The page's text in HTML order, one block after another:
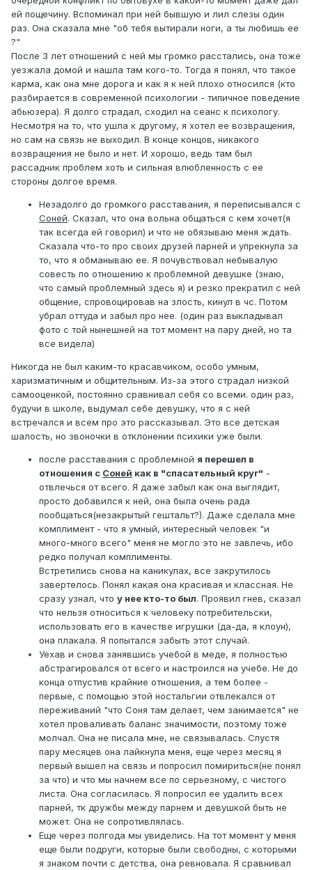
ей пощечину. Вспоминал при ней бывшую и лил слезы один
раз. Она сказала мне "об тебя вытирали ноги, а ты любишь ее
?"
После 3 лет отношений с ней мы громко расстались, она тоже
уезжала домой и нашла там кого-то. Тогда я понял, что такое
карма, как она мне дорога и как я к ней плохо относился (кто
разбирается в современной психологии - типичное поведение
абьюзера). Я долго страдал, сходил на сеанс к психологу.
Несмотря на то, что ушла к другому, я хотел ее возвращения,
но сам на связь не выходил. В конце концов, никакого
возвращения не было и нет. И хорошо, ведь там был
рассадник проблем хоть и сильная влюбленность с ее
стороны долгое время.
Незадолго до громкого расставания, я переписывался с
Соней. Сказал, что она вольна общаться с кем хочет(я
так всегда ей говорил) и что не обязываю меня ждать.
Сказала что-то про своих друзей парней и упрекнула за
то, что я обманываю ее. Я почувствовал небывалую
совесть по отношению к проблемной девушке (знаю,
что самый проблемный здесь я) и резко прекратил с ней
общение, спровоцировав на злость, кинул в чс. Потом
убрал оттуда и забыл про нее. (один раз выкладывал
фото с той нынешней на тот момент на пару дней, но та
все видела)
Никогда не был каким-то красавчиком, особо умным,
харизматичным и общительным. Из-за этого страдал низкой
самооценкой, постоянно сравнивал себя со всеми. один раз,
будучи в школе, выдумал себе девушку, что я с ней
встречался и всем про это рассказывал. Это все детская
шалость, но звоночки в отклонении психики уже были.
после расставания с проблемной я перешел в
отношения с Соней как в "спасательный круг" -
отвлечься от всего. Я даже забыл как она выглядит,
просто добавился к ней, она была очень рада
пообщаться(незакрытый гештальт?). Даже сделала мне
комплимент - что я умный, интересный человек "и
много-много всего" меня не могло это не завлечь, ибо
редко получал комплименты.
Встретились снова на каникулах, все закрутилось
завертелось. Понял какая она красивая и классная. Не
сразу узнал, что у нее кто-то был. Проявил гнев, сказал
что нельзя относиться к человеку потребительски,
использовать его в качестве игрушки (да-да, я клоун),
она плакала. Я попытался забыть этот случай.
Уехав и снова занявшись учебой в меде, я полностью
абстрагировался от всего и настроился на учебе. Не до
конца отпустив крайние отношения, а тем более -
первые, с помощью этой ностальгии отвлекался от
переживаний "что Соня там делает, чем занимается" не
хотел проваливать баланс значимости, поэтому тоже
молчал. Она не писала мне, не связывалась. Спустя
пару месяцев она лайкнула меня, еще через месяц я
первый вышел на связь и попросил помириться(не понял
за что) и что мы начнем все по серьезному, с чистого
листа. Она согласилась. Я попросил ее удалить всех
парней, тк дружбы между парнем и девушкой быть не
может. Она не сопротивлялась.
Еще через полгода мы увиделись. На тот момент у меня
еще были подруги, которые были свободны, с которыми
я знаком почти с детства, она ревновала. Я сравнивал